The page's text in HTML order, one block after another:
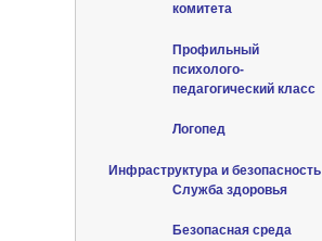
комитета
Профильный
психолого-
педагогический класс
Логопед
Инфраструктура и безопасность
Служба здоровья
Безопасная среда